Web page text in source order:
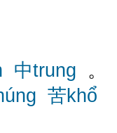
中trung 。
苦khổ